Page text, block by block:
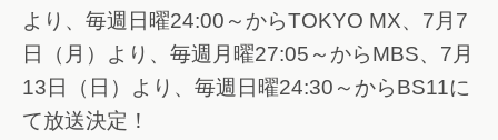
より、毎週日曜24:00～からTOKYO MX、7月7
日（月）より、毎週月曜27:05～からMBS、7月
13日（日）より、毎週日曜24:30～からBS11に
て放送決定！